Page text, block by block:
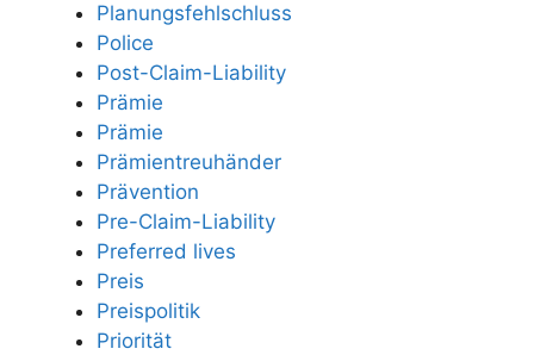
Planungsfehlschluss
Police
Post-Claim-Liability
Prämie
Prämie
Prämientreuhänder
Prävention
Pre-Claim-Liability
Preferred lives
Preis
Preispolitik
Priorität